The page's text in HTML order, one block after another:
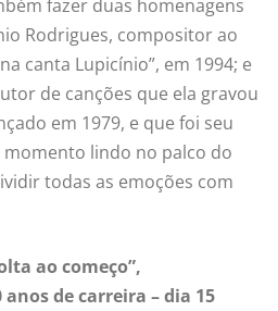
fazer duas homenagens
Rodrigues, compositor ao
canta Lupicínio”, em 1994; e
de canções que ela gravou
em 1979, e que foi seu
lindo no palco do
todas as emoções com
ao começo”,
de carreira – dia 15